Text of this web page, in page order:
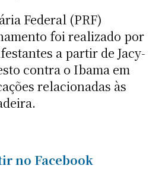
Federal (PRF)
foi realizado por
a partir de Jacy-
contra o Ibama em
relacionadas às
no Facebook